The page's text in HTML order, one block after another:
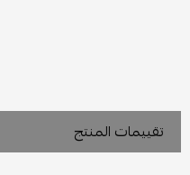
تقييمات المنتج